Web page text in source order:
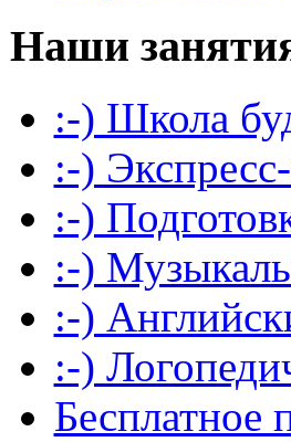
Наши
:-) Школа
:-)
:-)
:-)
:-)
:-)
Бесплатное